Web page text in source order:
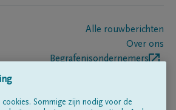
Alle rouwberichten
Over ons
Begrafenisondernemers
cookies. Sommige zijn nodig voor de